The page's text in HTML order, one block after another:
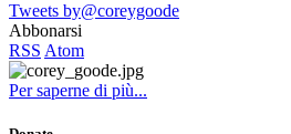
Tweets by@coreygoode
Abbonarsi
RSS Atom
Per saperne di più...